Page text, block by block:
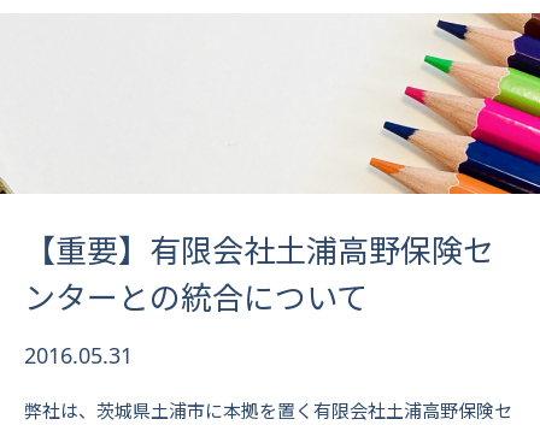
【重要】有限会社土浦高野保険セ
ンターとの統合について
2016.05.31
弊社は、茨城県土浦市に本拠を置く有限会社土浦高野保険セ